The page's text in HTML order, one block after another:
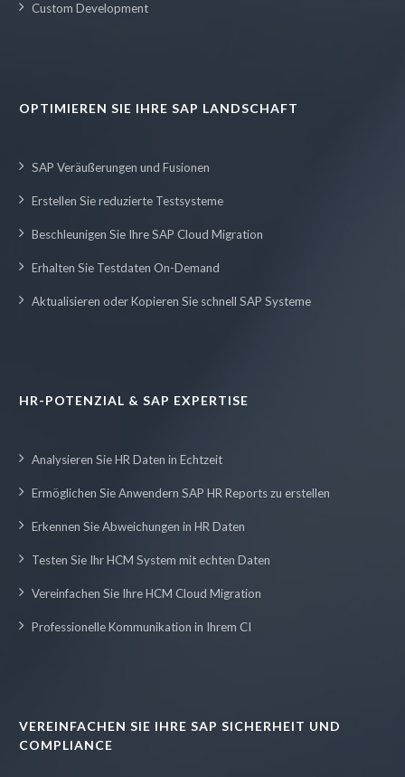
Custom Development
OPTIMIEREN SIE IHRE SAP LANDSCHAFT
SAP Veräußerungen und Fusionen
Erstellen Sie reduzierte Testsysteme
Beschleunigen Sie Ihre SAP Cloud Migration
Erhalten Sie Testdaten On-Demand
Aktualisieren oder Kopieren Sie schnell SAP Systeme
HR-POTENZIAL & SAP EXPERTISE
Analysieren Sie HR Daten in Echtzeit
Ermöglichen Sie Anwendern SAP HR Reports zu erstellen
Erkennen Sie Abweichungen in HR Daten
Testen Sie Ihr HCM System mit echten Daten
Vereinfachen Sie Ihre HCM Cloud Migration
Professionelle Kommunikation in Ihrem CI
VEREINFACHEN SIE IHRE SAP SICHERHEIT UND
COMPLIANCE